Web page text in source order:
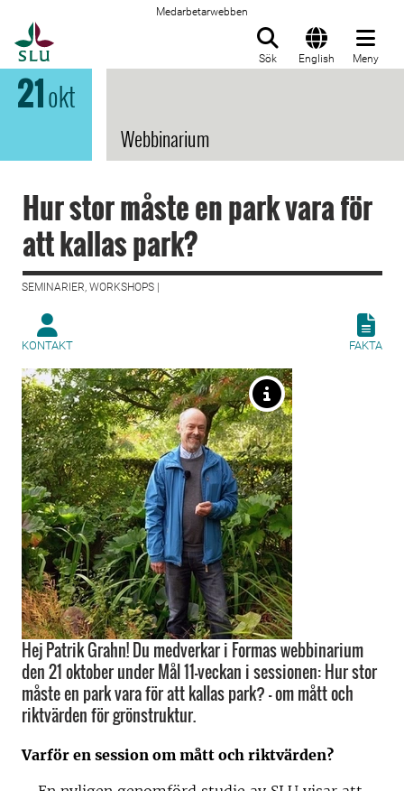
Medarbetarwebben
Sök English Meny
21okt
Webbinarium
Hur stor måste en park vara för
att kallas park?
SEMINARIER, WORKSHOPS |
KONTAKT FAKTA
Hej Patrik Grahn! Du medverkar i Formas webbinarium
den 21 oktober under Mål 11-veckan i sessionen: Hur stor
måste en park vara för att kallas park? – om mått och
riktvärden för grönstruktur.
Varför en session om mått och riktvärden?